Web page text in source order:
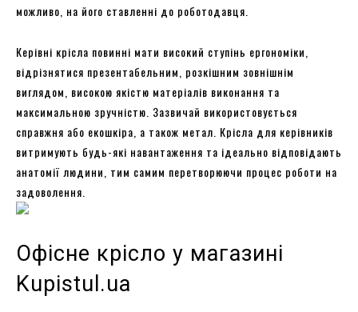
можливо, на його ставленні до роботодавця.
Керівні крісла повинні мати високий ступінь ергономіки,
відрізнятися презентабельним, розкішним зовнішнім
виглядом, високою якістю матеріалів виконання та
максимальною зручністю. Зазвичай використовується
справжня або екошкіра, а також метал. Крісла для керівників
витримують будь-які навантаження та ідеально відповідають
анатомії людини, тим самим перетворюючи процес роботи на
задоволення.
Офісне крісло у магазині
Kupistul.ua